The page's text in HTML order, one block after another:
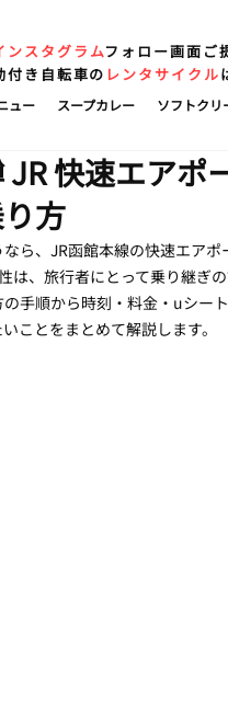
ンスタグラムフォロー画面ご
付き自転車の レンタサイクル
ュー スープカレー ソフトクリ
快速エアポ
方
ら、JR函館本線の快速エア
は、旅行者にとって乗り継ぎ
手順から時刻・料金・uシー
ことをまとめて解説します。